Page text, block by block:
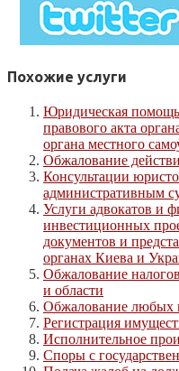
Похожие услуги
Юридическая
правового акта
органа местного
Обжалование
Консультации
административным
Услуги адвокатов и
инвестиционных
документов и
органах Киева и
Обжалование
и области
Обжалование любых
Регистрация
Исполнительное
Споры с